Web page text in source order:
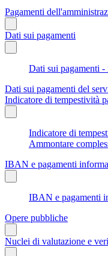
Pagamenti
Dati sui pagamenti
Dati sui pagamenti
Dati sui pagamenti del
Indicatore di tempestività
Indicatore di
Ammontare
IBAN e pagamenti
IBAN e pagamenti
Opere pubbliche
Nuclei di valutazione e